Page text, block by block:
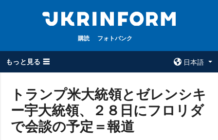
購読 フォトバンク
もっと見る ☰
日本語
全てのトピック
戦争
ウクルインフォ
ルム
ウクルインフォル
トランプ米大統領とゼレンシキ
ー宇大統領、２８日にフロリダ
で会談の予定＝報道